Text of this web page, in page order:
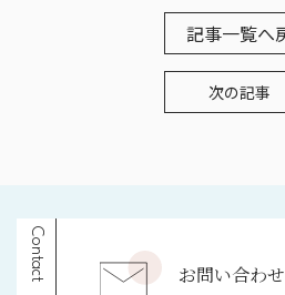
記事一覧へ
次の記事
Contact お問い合わせ